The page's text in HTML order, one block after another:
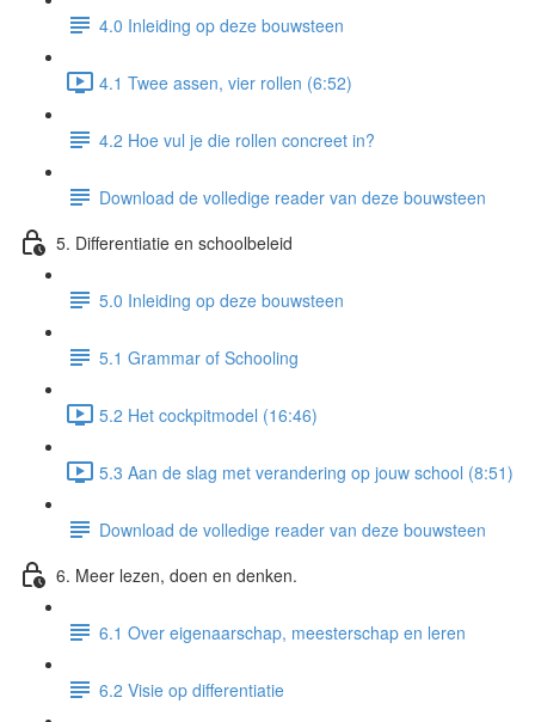
4.0 Inleiding op deze bouwsteen
4.1 Twee assen, vier rollen (6:52)
4.2 Hoe vul je die rollen concreet in?
Download de volledige reader van deze bouwsteen
5. Differentiatie en schoolbeleid
5.0 Inleiding op deze bouwsteen
5.1 Grammar of Schooling
5.2 Het cockpitmodel (16:46)
5.3 Aan de slag met verandering op jouw school (8:51)
Download de volledige reader van deze bouwsteen
6. Meer lezen, doen en denken.
6.1 Over eigenaarschap, meesterschap en leren
6.2 Visie op differentiatie